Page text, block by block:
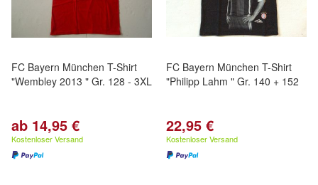
FC Bayern München T-Shirt
"Wembley 2013 " Gr. 128 - 3XL
ab 14,95 €
Kostenloser Versand
FC Bayern München T-Shirt
"Philipp Lahm " Gr. 140 + 152
22,95 €
Kostenloser Versand